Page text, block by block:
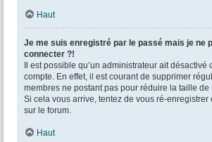
Haut
Je me suis enregistré par le passé mais je ne
connecter ?!
Il est possible qu’un administrateur ait désactivé
compte. En effet, il est courant de supprimer
membres ne postant pas pour réduire la taille
Si cela vous arrive, tentez de vous ré-enregistrer
sur le forum.
Haut